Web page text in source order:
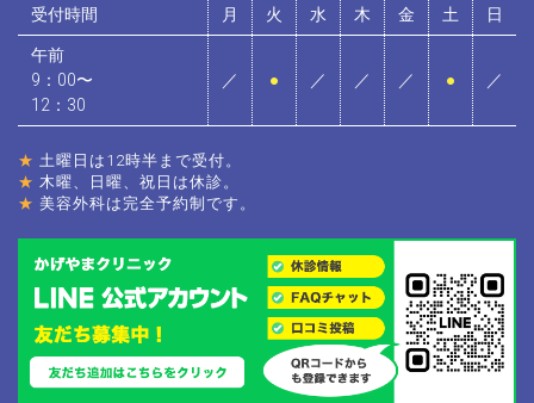
受付時間 月 火 水 木 金 土 日
午前
9：00〜
12：30
／ ● ／ ／ ／ ● ／
★ 土曜日は12時半まで受付。
★ 木曜、日曜、祝日は休診。
★ 美容外科は完全予約制です。